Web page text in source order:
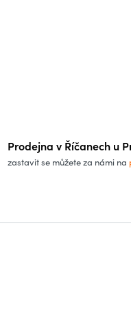
Prodejna v Říčanech u
zastavit se můžete za námi na